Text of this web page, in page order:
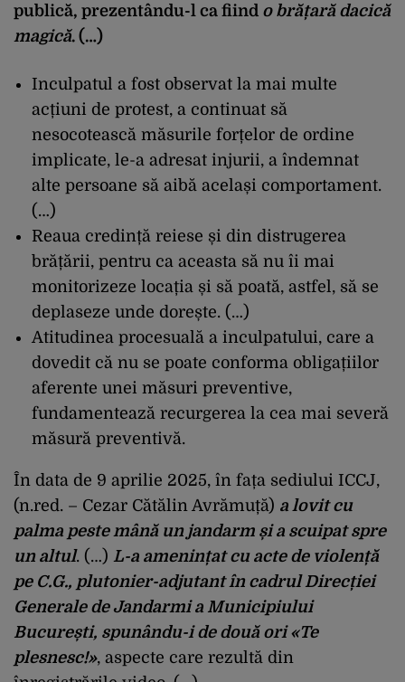
publică, prezentându-l ca fiind o brățară dacică
magică. (…)
Inculpatul a fost observat la mai multe
acțiuni de protest, a continuat să
nesocotească măsurile forțelor de ordine
implicate, le-a adresat injurii, a îndemnat
alte persoane să aibă același comportament.
(…)
Reaua credință reiese și din distrugerea
brățării, pentru ca aceasta să nu îi mai
monitorizeze locația și să poată, astfel, să se
deplaseze unde dorește. (…)
Atitudinea procesuală a inculpatului, care a
dovedit că nu se poate conforma obligațiilor
aferente unei măsuri preventive,
fundamentează recurgerea la cea mai severă
măsură preventivă.
În data de 9 aprilie 2025, în fața sediului ICCJ,
(n.red. – Cezar Cătălin Avrămuță) a lovit cu
palma peste mână un jandarm și a scuipat spre
un altul. (…) L-a amenințat cu acte de violență
pe C.G., plutonier-adjutant în cadrul Direcției
Generale de Jandarmi a Municipiului
București, spunându-i de două ori «Te
plesnesc!», aspecte care rezultă din